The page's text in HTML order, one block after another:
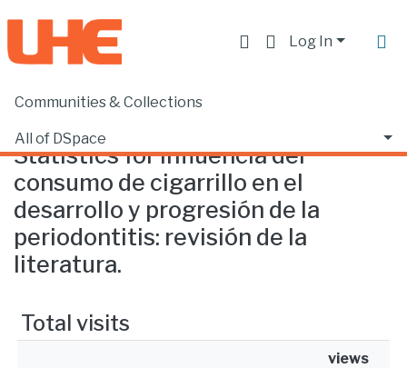
Log In
Communities & Collections
All of DSpace
Home Statistics
Statistics for Influencia del
consumo de cigarrillo en el
desarrollo y progresión de la
periodontitis: revisión de la
literatura.
Total visits
views